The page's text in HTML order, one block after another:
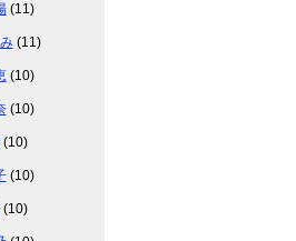
(11)
(11)
(10)
(10)
(10)
(10)
(10)